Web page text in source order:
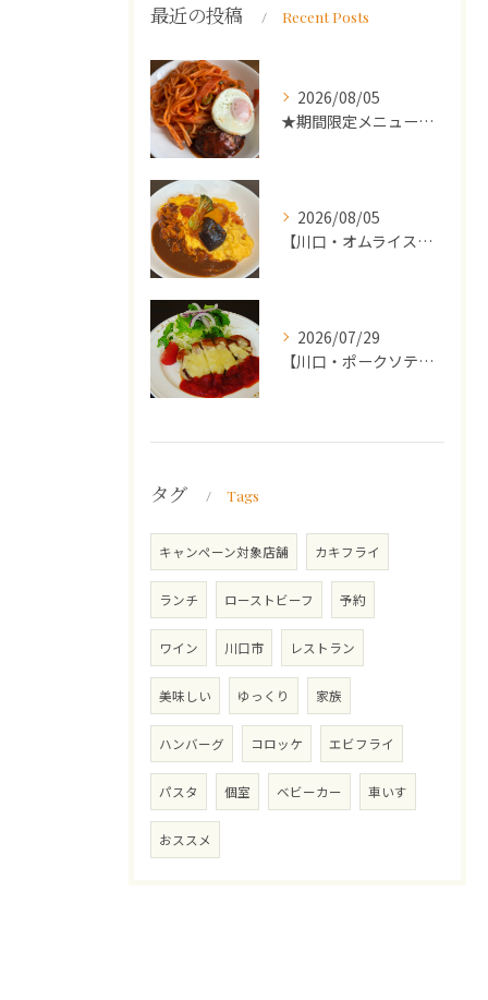
最近の投稿 Recent Posts
2026/08/05
★期間限定メニューのご案内★
2026/08/05
【川口・オムライス】ランチ・ディナーにおススメの週替わりメニ...
2026/07/29
【川口・ポークソテー】ランチ・ディナーにおススメの週替わりメ...
タグ Tags
キャンペーン対象店舗 カキフライ
ランチ ローストビーフ 予約
ワイン 川口市 レストラン
美味しい ゆっくり 家族
ハンバーグ コロッケ エビフライ
パスタ 個室 ベビーカー 車いす
おススメ